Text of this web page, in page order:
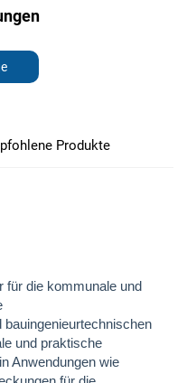
Produkte
für die kommunale und
und praktische
Anwendungen wie